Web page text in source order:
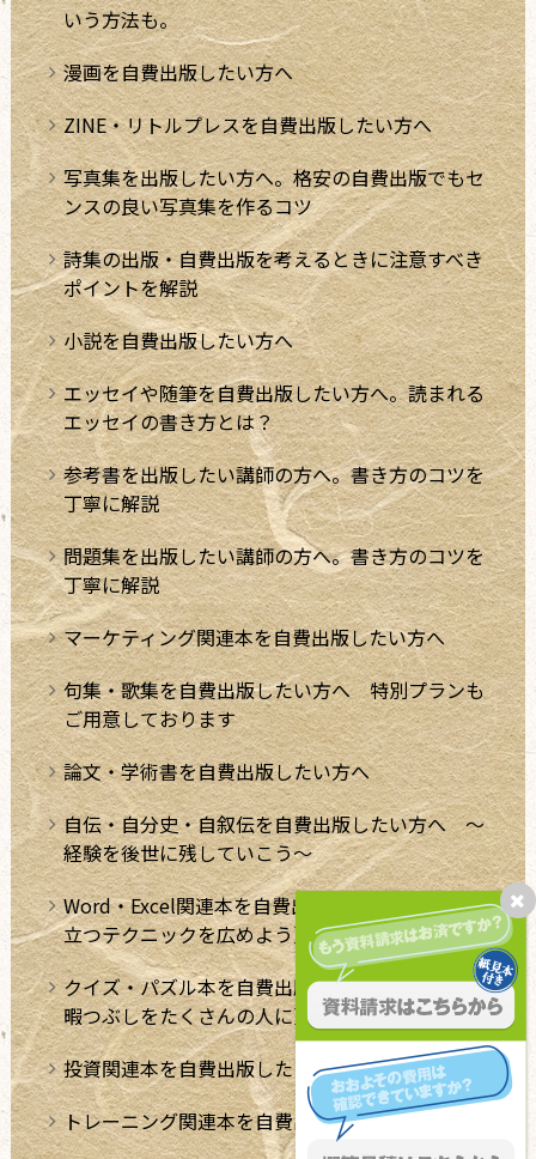
いう方法も。
漫画を自費出版したい方へ
ZINE・リトルプレスを自費出版したい方へ
写真集を出版したい方へ。格安の自費出版でもセ
ンスの良い写真集を作るコツ
詩集の出版・自費出版を考えるときに注意すべき
ポイントを解説
小説を自費出版したい方へ
エッセイや随筆を自費出版したい方へ。読まれる
エッセイの書き方とは？
参考書を出版したい講師の方へ。書き方のコツを
丁寧に解説
問題集を出版したい講師の方へ。書き方のコツを
丁寧に解説
マーケティング関連本を自費出版したい方へ
句集・歌集を自費出版したい方へ 特別プランも
ご用意しております
論文・学術書を自費出版したい方へ
自伝・自分史・自叙伝を自費出版したい方へ ～
経験を後世に残していこう～
Word・Excel関連本を自費出版したい方へ。【役
立つテクニックを広めよう】
クイズ・パズル本を自費出版したい方へ【極上の
暇つぶしをたくさんの人に】
投資関連本を自費出版したい方へ
トレーニング関連本を自費出版したい方へ